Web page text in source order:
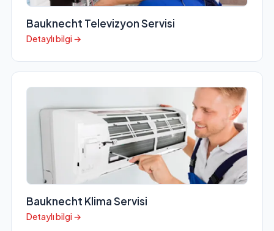
Bauknecht Televizyon Servisi
Detaylı bilgi →
Bauknecht Klima Servisi
Detaylı bilgi →